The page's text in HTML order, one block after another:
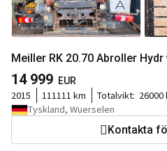
Meiller RK 20.70 Abroller
14 999 EUR
2015 111111 km Totalvikt: 26000
Tyskland, Wuerselen
Kontakta